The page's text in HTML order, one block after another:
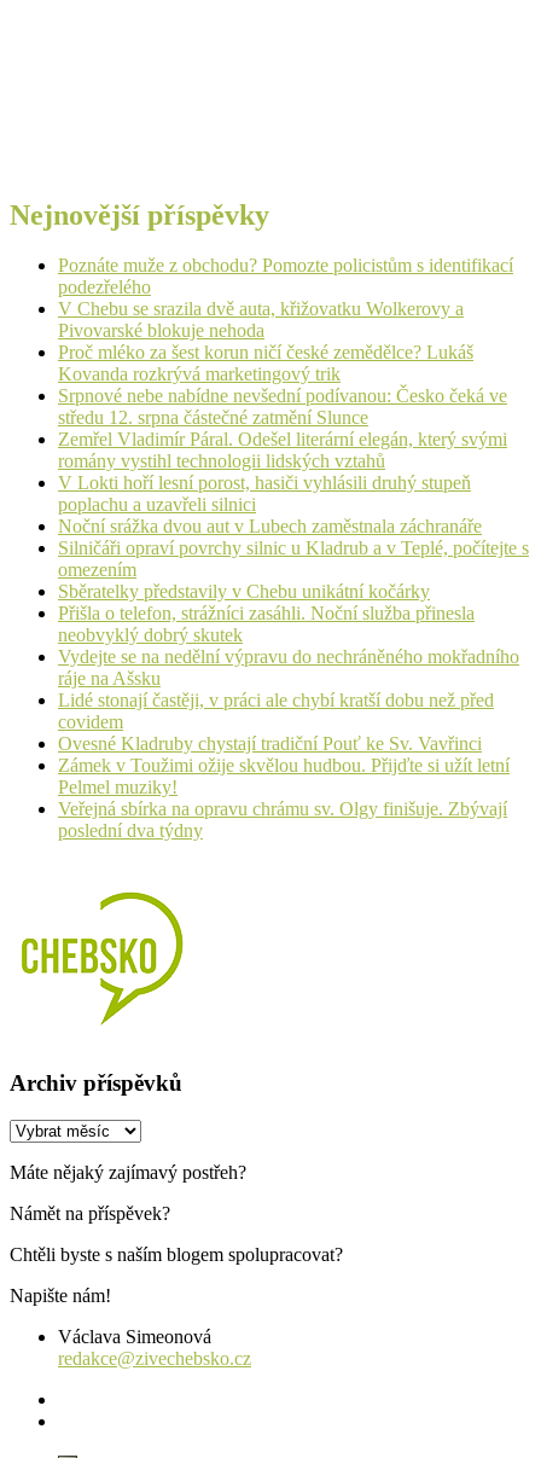
Nejnovější příspěvky
Poznáte muže z obchodu? Pomozte policistům s identifikací
podezřelého
V Chebu se srazila dvě auta, křižovatku Wolkerovy a
Pivovarské blokuje nehoda
Proč mléko za šest korun ničí české zemědělce? Lukáš
Kovanda rozkrývá marketingový trik
Srpnové nebe nabídne nevšední podívanou: Česko čeká ve
středu 12. srpna částečné zatmění Slunce
Zemřel Vladimír Páral. Odešel literární elegán, který svými
romány vystihl technologii lidských vztahů
V Lokti hoří lesní porost, hasiči vyhlásili druhý stupeň
poplachu a uzavřeli silnici
Noční srážka dvou aut v Lubech zaměstnala záchranáře
Silničáři opraví povrchy silnic u Kladrub a v Teplé, počítejte s
omezením
Sběratelky představily v Chebu unikátní kočárky
Přišla o telefon, strážníci zasáhli. Noční služba přinesla
neobvyklý dobrý skutek
Vydejte se na nedělní výpravu do nechráněného mokřadního
ráje na Ašsku
Lidé stonají častěji, v práci ale chybí kratší dobu než před
covidem
Ovesné Kladruby chystají tradiční Pouť ke Sv. Vavřinci
Zámek v Toužimi ožije skvělou hudbou. Přijďte si užít letní
Pelmel muziky!
Veřejná sbírka na opravu chrámu sv. Olgy finišuje. Zbývají
poslední dva týdny
Archiv příspěvků
Archiv
Máte nějaký zajímavý postřeh?
Námět na příspěvek?
Chtěli byste s naším blogem spolupracovat?
Napište nám!
Václava Simeonová
redakce@zivechebsko.cz